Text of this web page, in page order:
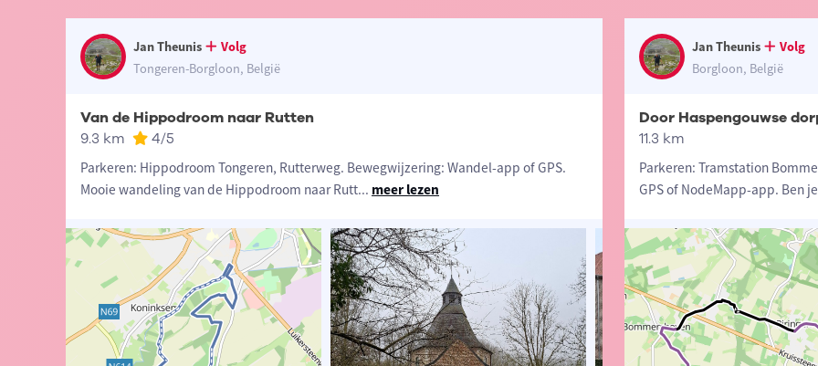
Jan Theunis
Volg
Tongeren-Borgloon, België
Van de Hippodroom naar Rutten
9.3 km 4/5
Parkeren: Hippodroom Tongeren, Rutterweg. Bewegwijzering: Wandel-app of GPS.
Mooie wandeling van de Hippodroom naar Rutt... meer lezen
Jan Theunis
Volg
Borgloon, België
Door Haspengouwse
11.3 km
Parkeren: Tramstation
GPS of NodeMapp-app. Ben